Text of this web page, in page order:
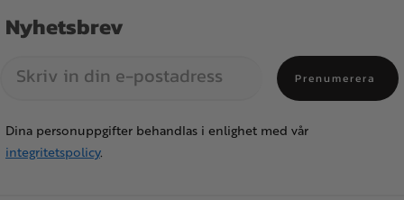
Nyhetsbrev
Prenumerera
Dina personuppgifter behandlas i enlighet med vår
integritetspolicy.